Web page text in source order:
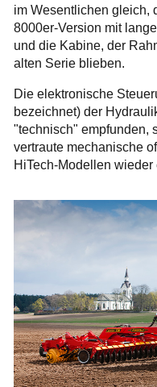
im Wesentlichen gleich,
8000er-Version mit
und die Kabine, der
alten Serie blieben.
Die elektronische
bezeichnet) der
"technisch" empfunden,
vertraute mechanische
HiTech-Modellen